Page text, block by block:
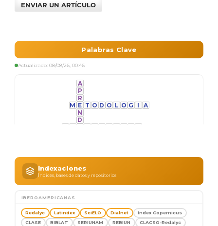
ENVIAR UN ARTÍCULO